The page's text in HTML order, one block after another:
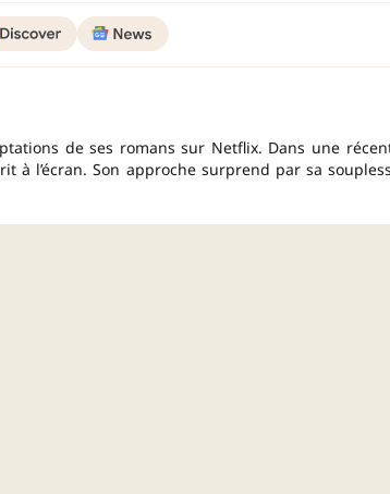
de ses romans sur Netflix. Dans une
à l’écran. Son approche surprend par sa